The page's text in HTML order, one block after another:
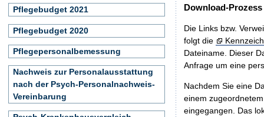
Download-Prozess
Die Links bzw.
folgt die
Dateiname. Dieser
Anfrage um eine
Nachdem Sie eine
einem
eingegangen. Das
Pflegebudget 2021
Pflegebudget 2020
Pflegepersonalbemessung
Nachweis zur Personalausstattung
nach der Psych-Personalnachweis-
Vereinbarung